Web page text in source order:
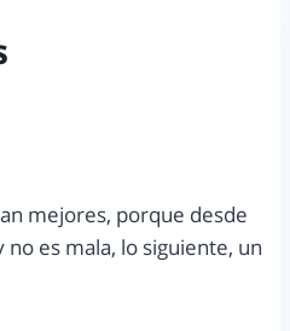
mejores, porque desde
no es mala, lo siguiente, un